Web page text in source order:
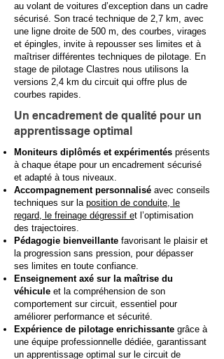
au volant de voitures d’exception dans un cadre
sécurisé. Son tracé technique de 2,7 km, avec
une ligne droite de 500 m, des courbes, virages
et épingles, invite à repousser ses limites et à
maîtriser différentes techniques de pilotage. En
stage de pilotage Clastres nous utilisons la
versions 2,4 km du circuit qui offre plus de
courbes rapides.
Un encadrement de qualité pour un
apprentissage optimal
Moniteurs diplômés et expérimentés présents
à chaque étape pour un encadrement sécurisé
et adapté à tous niveaux.
Accompagnement personnalisé avec conseils
techniques sur la position de conduite, le
regard, le freinage dégressif et l’optimisation
des trajectoires.
Pédagogie bienveillante favorisant le plaisir et
la progression sans pression, pour dépasser
ses limites en toute confiance.
Enseignement axé sur la maîtrise du
véhicule et la compréhension de son
comportement sur circuit, essentiel pour
améliorer performance et sécurité.
Expérience de pilotage enrichissante grâce à
une équipe professionnelle dédiée, garantissant
un apprentissage optimal sur le circuit de